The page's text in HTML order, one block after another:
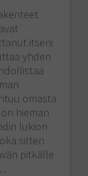
itseni
yhden
omasta
hieman
lukion
sitten
pitkälle